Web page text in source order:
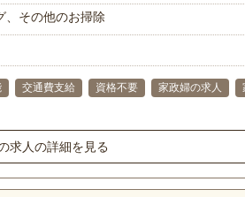
、その他のお掃除
交通費支給 資格不要 家政婦の求人
求人の詳細を見る